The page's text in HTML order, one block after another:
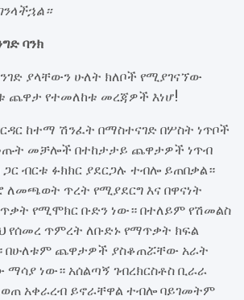
ባንክ
ያላቸውን ሁለት ክለቦች የሚያገናኘው
ጨዋታ የተመለከቱ መረጃዎች እነሆ!
ከተማ ሽንፈት በማስተናገድ በሦስት ነጥቦች
መቻሎች በተከታታይ ጨዋታዎች ነጥብ
ጋር ብርቱ ፉክክር ያደርጋሉ ተብሎ ይጠበቃል።
ጥረት የሚያደርግ እና በዋናነት
የሚሞክር ቡድን ነው። በተለይም የሽመልስ
የሰመረ ጥምረት ለቡድኑ የማጥቃት ክፍል
በሁለቱም ጨዋታዎች ያስቆጠሯቸው አራት
ነው። አሰልጣኝ ገብረክርስቶስ ቢራራ
አቀራረብ ይኖራቸዋል ተብሎ ባይገመትም